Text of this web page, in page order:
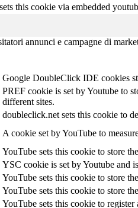
this cookie via embedded
annunci e campagne di
Google DoubleClick IDE cookies
PREF cookie is set by Youtube to
different sites.
doubleclick.net sets this cookie to
A cookie set by YouTube to
YouTube sets this cookie to store
YSC cookie is set by Youtube and
YouTube sets this cookie to store
YouTube sets this cookie to store
YouTube sets this cookie to